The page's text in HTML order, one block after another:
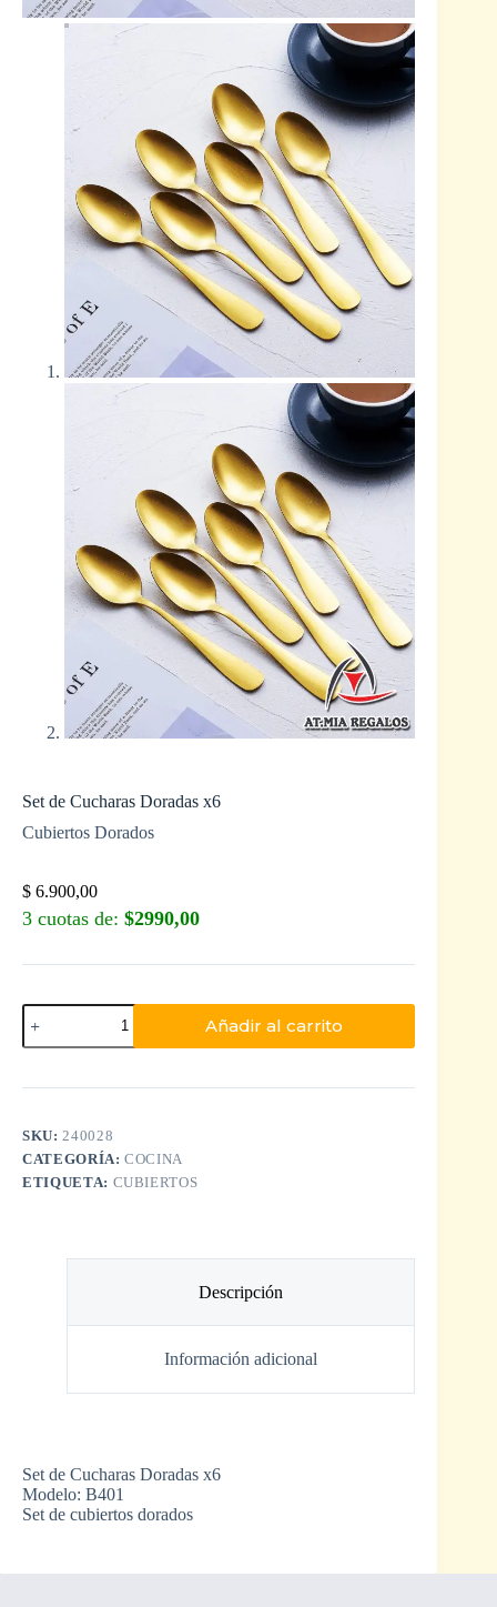
Set de Cucharas Doradas x6
Cubiertos Dorados
$ 6.900,00
3 cuotas de: $2990,00
Añadir al carrito
SKU: 240028
CATEGORÍA:COCINA
ETIQUETA: CUBIERTOS
Descripción
Información adicional
Set de Cucharas Doradas x6
Modelo: B401
Set de cubiertos dorados